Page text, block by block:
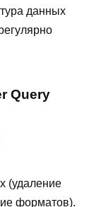
данных
Query
(удаление
форматов).